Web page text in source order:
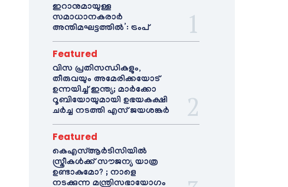
ഇറാനുമായുള്ള
സമാധാനകരാർ
അന്തിമഘട്ടത്തിൽ‌’: ട്രംപ്
Featured
വിസ പ്രതിസന്ധികളും,
തീരുവയും അമേരിക്കയോട്
ഉന്നയിച്ച് ഇന്ത്യ; മാർക്കോ
റൂബിയോയുമായി ഉഭയകക്ഷി
ചർച്ച നടത്തി എസ് ജയശങ്കർ
Featured
കെഎസ്ആർടിസിയിൽ
സ്ത്രീകൾക്ക് സൗജന്യ യാത്ര
ഉണ്ടാകുമോ? ; നാളെ
നടക്കുന്ന മന്ത്രിസഭായോഗം